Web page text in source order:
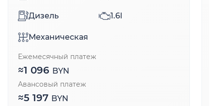
Дизель 1.6l
Механическая
Ежемесячный платеж
≈1 096 BYN
Авансовый платеж
≈5 197 BYN